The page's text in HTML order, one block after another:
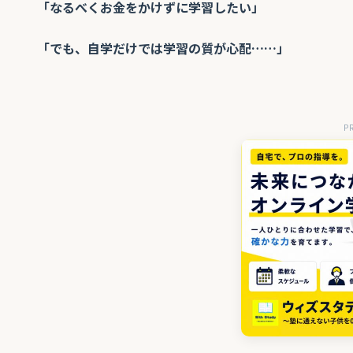
「なるべくお金をかけずに学習したい」
「でも、自学だけでは学習の質が心配……」